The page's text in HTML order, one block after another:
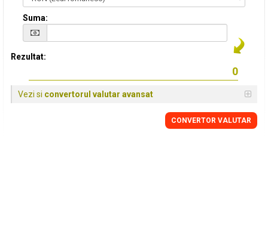
Suma:
Rezultat:
Vezi si convertorul valutar avansat
CONVERTOR VALUTAR